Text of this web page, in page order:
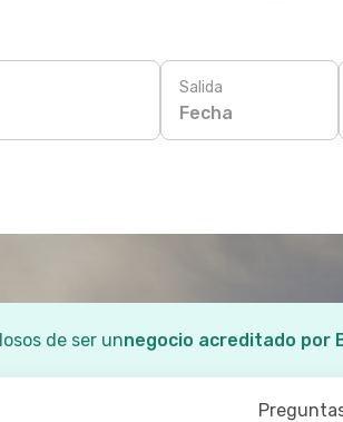
Salida
Fecha
de ser unnegocio acreditado por